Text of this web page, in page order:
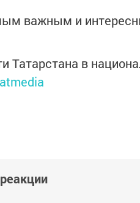
важным и
Татарстана в